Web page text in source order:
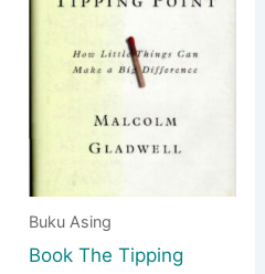
Buku Asing
Book The Tipping